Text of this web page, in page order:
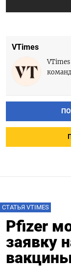
VTimes
СТАТЬЯ VTIMES
Pfizer
заявку